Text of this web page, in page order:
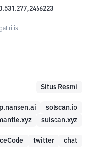
rilis
Situs Resmi
solscan.io
suiscan.xyz
twitter chat